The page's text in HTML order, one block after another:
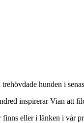
hunden i
inspirerar Vian att
finns eller i länken i vår